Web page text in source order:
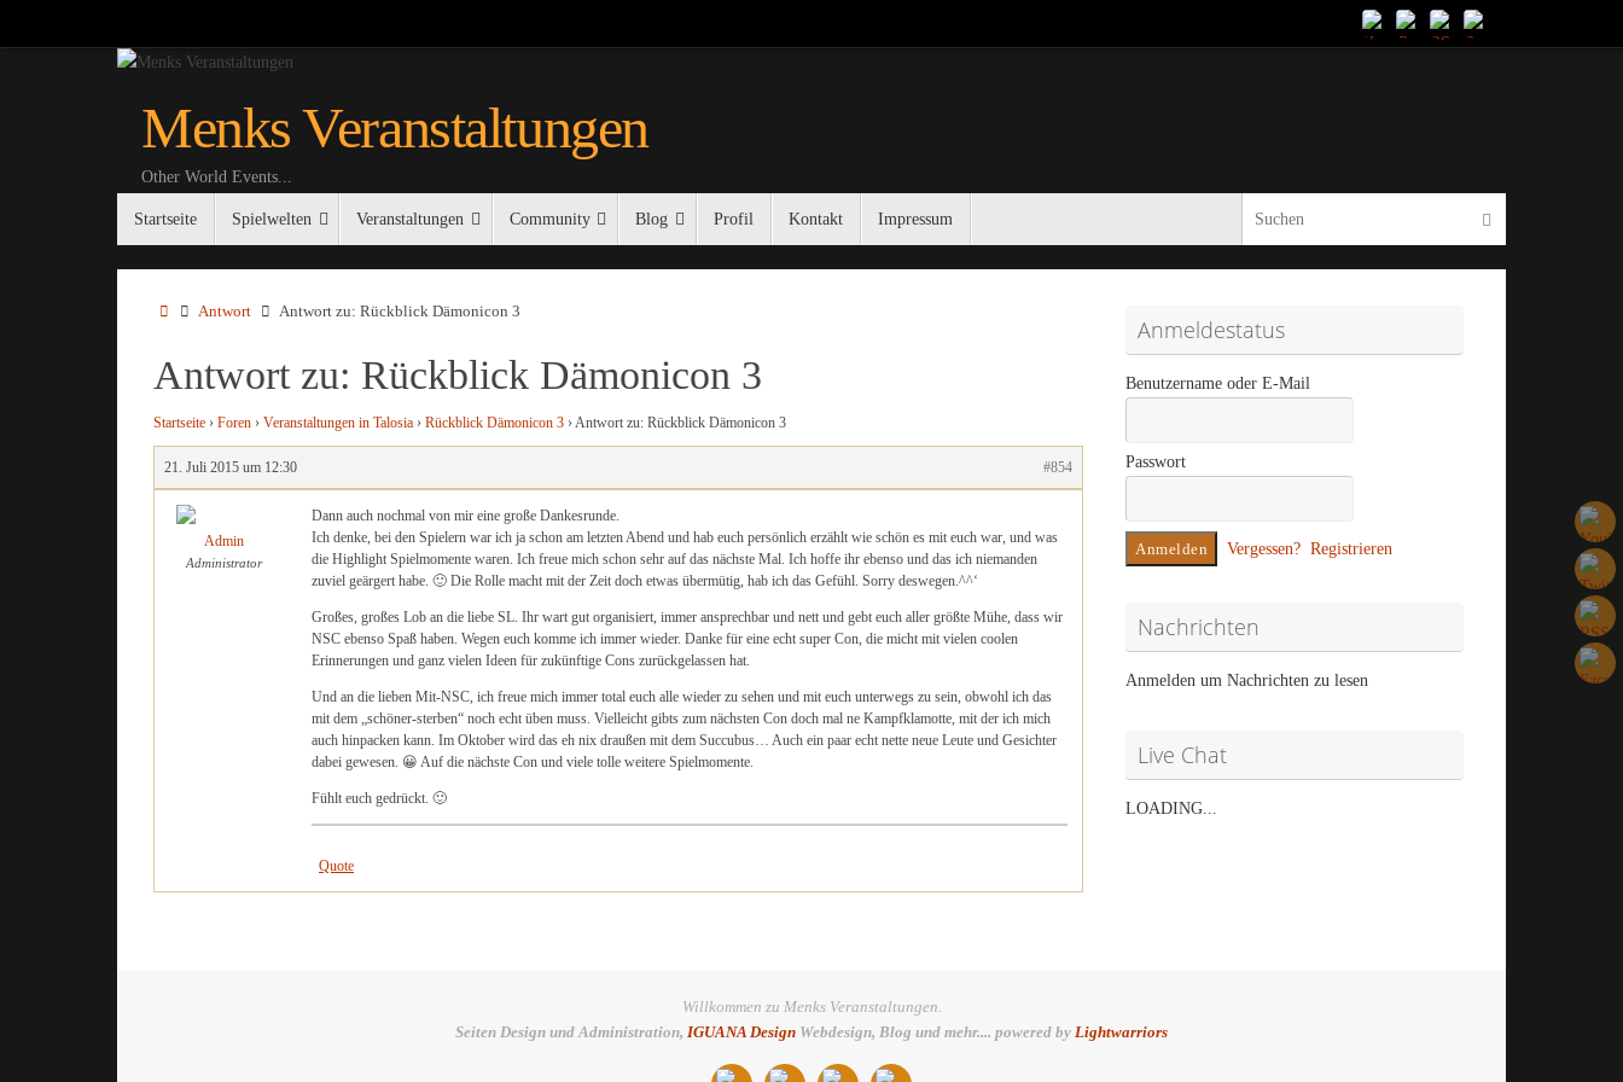
Menks Veranstaltungen
Other World Events...
Inhalt
Startseite Spielwelten Veranstaltungen Community Blog Profil Kontakt Impressum Suchen
Startseite
Antwort Antwort zu: Rückblick Dämonicon 3
Antwort zu: Rückblick Dämonicon 3
Startseite › Foren › Veranstaltungen in Talosia › Rückblick Dämonicon 3 ›Antwort zu: Rückblick Dämonicon 3
21. Juli 2015 um 12:30 #854
Admin
Administrator
Dann auch nochmal von mir eine große Dankesrunde.
Ich denke, bei den Spielern war ich ja schon am letzten Abend und hab euch persönlich erzählt wie schön es mit euch war, und was
die Highlight Spielmomente waren. Ich freue mich schon sehr auf das nächste Mal. Ich hoffe ihr ebenso und das ich niemanden
zuviel geärgert habe. 🙂 Die Rolle macht mit der Zeit doch etwas übermütig, hab ich das Gefühl. Sorry deswegen.^^‘
Großes, großes Lob an die liebe SL. Ihr wart gut organisiert, immer ansprechbar und nett und gebt euch aller größte Mühe, dass wir
NSC ebenso Spaß haben. Wegen euch komme ich immer wieder. Danke für eine echt super Con, die micht mit vielen coolen
Erinnerungen und ganz vielen Ideen für zukünftige Cons zurückgelassen hat.
Und an die lieben Mit-NSC, ich freue mich immer total euch alle wieder zu sehen und mit euch unterwegs zu sein, obwohl ich das
mit dem „schöner-sterben“ noch echt üben muss. Vielleicht gibts zum nächsten Con doch mal ne Kampfklamotte, mit der ich mich
auch hinpacken kann. Im Oktober wird das eh nix draußen mit dem Succubus… Auch ein paar echt nette neue Leute und Gesichter
dabei gewesen. 😀 Auf die nächste Con und viele tolle weitere Spielmomente.
Fühlt euch gedrückt. 🙂
Quote
Anmeldestatus
Benutzername oder E-Mail
Passwort
Vergessen? Registrieren
Nachrichten
Anmelden um Nachrichten zu lesen
Live Chat
LOADING...
Willkommen zu Menks Veranstaltungen.
Seiten Design und Administration, IGUANA Design Webdesign, Blog und mehr.... powered by Lightwarriors